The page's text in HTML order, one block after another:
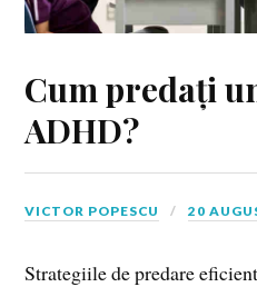
Cum predați
ADHD?
VICTOR POPESCU 20
Strategiile de predare